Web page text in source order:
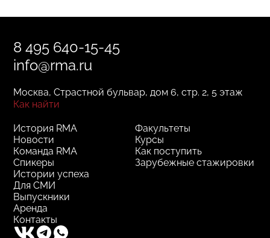
8 495 640-15-45
info@rma.ru
Москва, Страстной бульвар, дом 6, стр. 2, 5 этаж
Как найти
Факультеты
Курсы
Как поступить
Зарубежные стажировки
История RMA
Новости
Команда RMA
Спикеры
Истории успеха
Для СМИ
Выпускники
Аренда
Контакты